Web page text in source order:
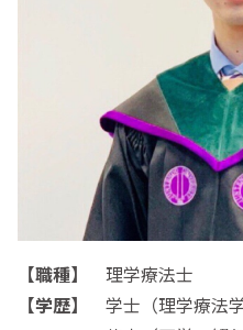
【職種】
理学療法士
【学歴】
学士（理学療法